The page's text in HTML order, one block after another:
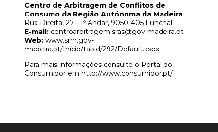
Centro de Arbitragem de Conflitos de
Consumo da Região Autónoma da Madeira
Rua Direita, 27 - 1º Andar, 9050-405 Funchal
E-mail: centroarbitragem.sras@gov-madeira.pt
Web: www.srrh.gov-
madeira.pt/Início/tabid/292/Default.aspx
Para mais informações consulte o Portal do
Consumidor em http://www.consumidor.pt/